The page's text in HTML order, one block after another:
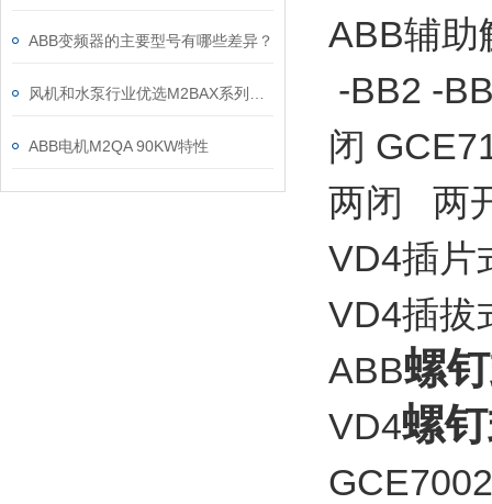
ABB变频器的主要型号有哪些差异？
ABB电机M2QA 90KW特性
ABB辅助
-BB2 -
闭
两闭 两
VD4插片
VD4插拔
ABB螺
VD4螺